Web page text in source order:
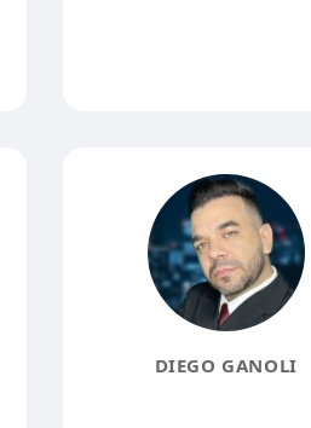
DIEGO GANOLI